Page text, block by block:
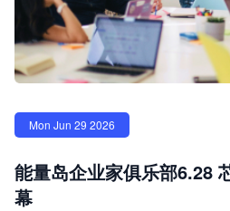
Mon Jun 29 2026
能量岛企业家俱乐部6.28
幕